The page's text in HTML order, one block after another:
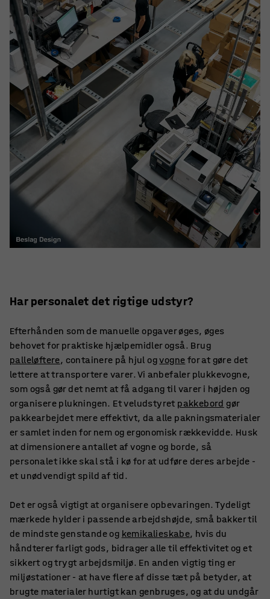
Har personalet det rigtige udstyr?
Efterhånden som de manuelle opgaver øges, øges
behovet for praktiske hjælpemidler også. Brug
palleløftere, containere på hjul ogvogne for at gøre det
lettere at transportere varer. Vi anbefaler plukkevogne,
som også gør det nemt at få adgang til varer i højden og
organisere plukningen. Et veludstyret pakkebord gør
pakkearbejdet mere effektivt, da alle pakningsmaterialer
er samlet inden for nem og ergonomisk rækkevidde. Husk
at dimensionere antallet af vogne og borde, så
personalet ikke skal stå i kø for at udføre deres arbejde -
et unødvendigt spild af tid.
Det er også vigtigt at organisere opbevaringen. Tydeligt
mærkede hylder i passende arbejdshøjde, små bakker til
de mindste genstande og kemikalieskabe, hvis du
håndterer farligt gods, bidrager alle til effektivitet og et
sikkert og trygt arbejdsmiljø. En anden vigtig ting er
miljøstationer - at have flere af disse tæt på betyder, at
brugte materialer hurtigt kan genbruges, og at du undgår